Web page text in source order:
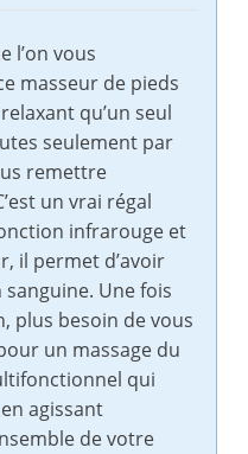
l’on vous
masseur de pieds
qu’un seul
seulement par
remettre
un vrai régal
infrarouge et
il permet d’avoir
Une fois
plus besoin de vous
un massage du
qui
agissant
de votre